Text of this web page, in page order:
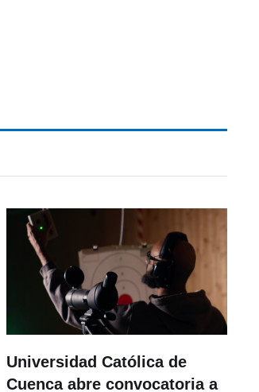
Universidad Católica de
Cuenca abre convocatoria a